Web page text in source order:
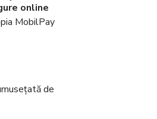
online
MobilPay
de